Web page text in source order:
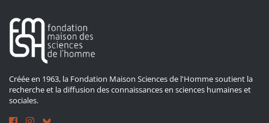
Créée en 1963, la Fondation Maison Sciences de l'Homme soutient la
recherche et la diffusion des connaissances en sciences humaines et
sociales.